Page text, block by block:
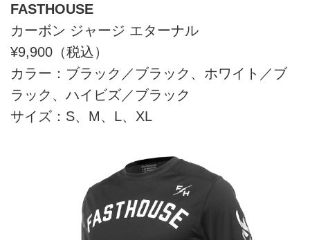
FASTHOUSE
カーボン ジャージ エターナル
¥9,900（税込）
カラー：ブラック／ブラック、ホワイト／ブ
ラック、ハイビズ／ブラック
サイズ：S、M、L、XL